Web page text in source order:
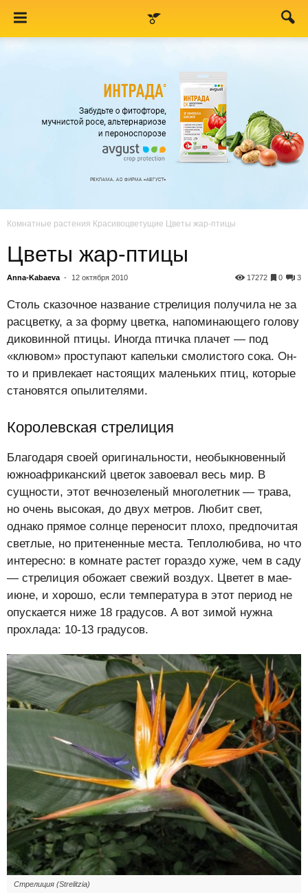
Комнатные растения Красивоцветущие Цветы жар-птицы
Цветы жар-птицы
Anna-Kabaeva - 12 октября 2010 3
0
17272
Столь сказочное название стрелиция получила не за
расцветку, а за форму цветка, напоминающего голову
диковинной птицы. Иногда птичка плачет — под
«клювом» проступают капельки смолистого сока. Он-
то и привлекает настоящих маленьких птиц, которые
становятся опылителями.
Королевская стрелиция
Благодаря своей оригинальности, необыкновенный
южноафриканский цветок завоевал весь мир. В
сущности, этот вечнозеленый многолетник — трава,
но очень высокая, до двух метров. Любит свет,
однако прямое солнце переносит плохо, предпочитая
светлые, но притененные места. Теплолюбива, но что
интересно: в комнате растет гораздо хуже, чем в саду
— стрелиция обожает свежий воздух. Цветет в мае-
июне, и хорошо, если температура в этот период не
опускается ниже 18 градусов. А вот зимой нужна
прохлада: 10-13 градусов.
Стрелиция (Strelitzia)